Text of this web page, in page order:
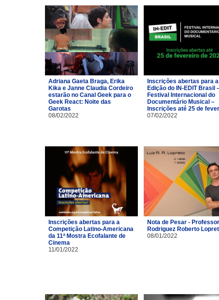
Adriana Gaeta Braga, Erika
Kika e Janne Claudia Cordeiro
estarão no Canal Geek para o
Geek React: Noite das
Garotas
08/02/2022
Inscrições abertas para a
Edição do IN-EDIT Brasil
Festival Internacional do
Documentário Musical –
Inscrições até 25 de
07/02/2022
Inscrições abertas para a
Competição Latino-Americana
da 11ª Mostra Ecofalante de
Cinema
11/01/2022
Nota de Pesar -
Rodriguez Roberto
08/01/2022